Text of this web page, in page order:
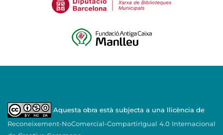
Aquesta obra està subjecta a una llicència de
Reconeixement-NoComercial-CompartirIgual 4.0 Internacional